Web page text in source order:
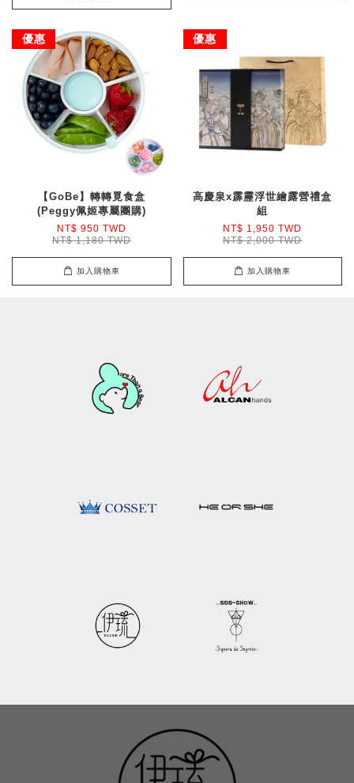
優惠
【GoBe】轉轉覓食盒
(Peggy佩姬專屬團購)
NT$ 950 TWD
NT$ 1,180 TWD
加入購物車
優惠
高慶泉x霹靂浮世繪露營禮盒
組
NT$ 1,950 TWD
NT$ 2,000 TWD
加入購物車